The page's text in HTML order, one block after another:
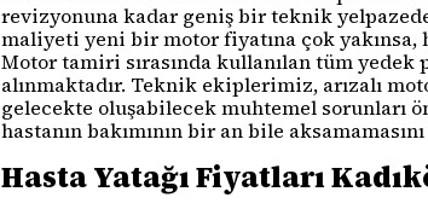
revizyonuna kadar geniş bir teknik
maliyeti yeni bir motor fiyatına çok yakınsa,
Motor tamiri sırasında kullanılan tüm
alınmaktadır. Teknik ekiplerimiz, arızalı
gelecekte oluşabilecek muhtemel sorunları
hastanın bakımının bir an bile
Hasta Yatağı Fiyatları